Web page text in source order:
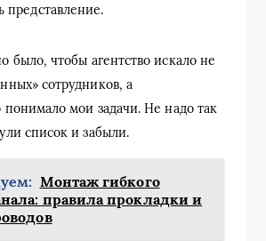
представление.
было, чтобы агентство искало не
сотрудников, а
понимало мои задачи. Не надо так
список и забыли.
Монтаж гибкого
правила прокладки и